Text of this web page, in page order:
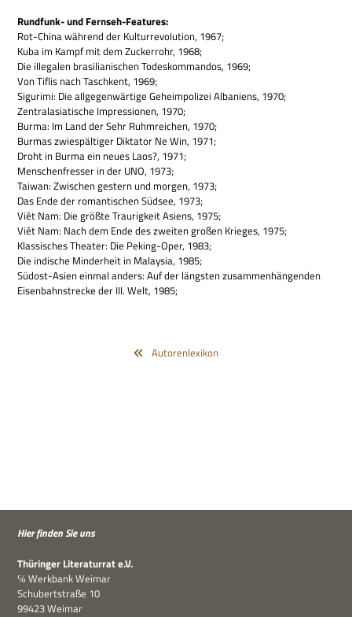
Rund­funk- und Fernseh-Features:
Rot-China wäh­rend der Kul­tur­re­vo­lu­tion, 1967;
Kuba im Kampf mit dem Zucker­rohr, 1968;
Die ille­ga­len bra­si­lia­ni­schen Todes­kom­man­dos, 1969;
Von Tif­lis nach Tasch­kent, 1969;
Sigu­rimi: Die all­ge­gen­wär­tige Geheim­po­li­zei Alba­ni­ens, 1970;
Zen­tral­asia­ti­sche Impres­sio­nen, 1970;
Burma: Im Land der Sehr Ruhm­rei­chen, 1970;
Bur­mas zwie­späl­ti­ger Dik­ta­tor Ne Win, 1971;
Droht in Burma ein neues Laos?, 1971;
Men­schen­fres­ser in der UNO, 1973;
Tai­wan: Zwi­schen gestern und mor­gen, 1973;
Das Ende der roman­ti­schen Süd­see, 1973;
Viêt Nam: Die größte Trau­rig­keit Asi­ens, 1975;
Viêt Nam: Nach dem Ende des zwei­ten gro­ßen Krie­ges, 1975;
Klas­si­sches Thea­ter: Die Peking-Oper, 1983;
Die indi­sche Min­der­heit in Malay­sia, 1985;
Süd­ost-Asien ein­mal anders: Auf der läng­sten zusam­men­hän­gen­den
Eisen­bahn­strecke der III. Welt, 1985;
Autorenlexikon
Hier fin­den Sie uns
Thü­rin­ger Lite­ra­tur­rat e.V.
℅ Werk­bank Weimar
Schu­bert­straße 10
99423 Weimar